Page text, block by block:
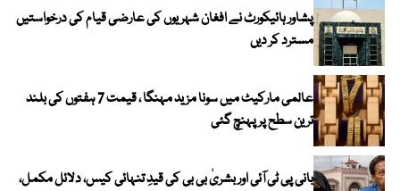
پشاور ہائیکورٹ نے افغان شہریوں کی عارضی قیام کی درخواستیں
مسترد کر دیں
عالمی مارکیٹ میں سونا مزید مہنگا ، قیمت 7 ہفتوں کی بلند
ترین سطح پر پہنچ گئی
بانی پی ٹی آئی اور بشریٰ بی بی کی قیدِ تنہائی کیس، دلائل مکمل،